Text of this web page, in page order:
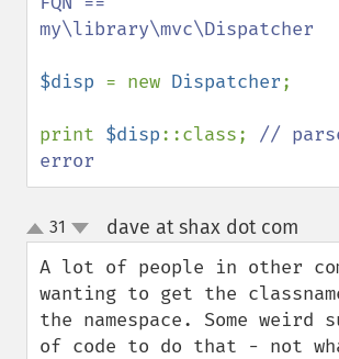
my\library\mvc\Dispatcher
$disp = new Dispatcher;
print $disp::class; //
error
up
down
31 dave at shax dot com
A lot of people in other
wanting to get the
the namespace. Some weird
of code to do that - not